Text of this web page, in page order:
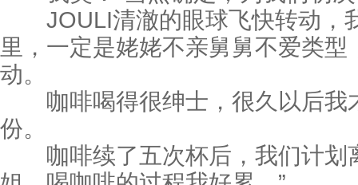
JOULI清澈的眼球飞快转动，
里，一定是姥姥不亲舅舅不爱类
动。
咖啡喝得很绅士，很久以后我
份。
咖啡续了五次杯后，我们计划